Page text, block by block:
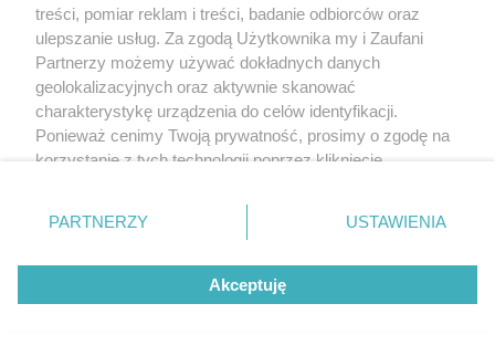
treści, pomiar reklam i treści, badanie odbiorców oraz
ulepszanie usług. Za zgodą Użytkownika my i Zaufani
Partnerzy możemy używać dokładnych danych
geolokalizacyjnych oraz aktywnie skanować
charakterystykę urządzenia do celów identyfikacji.
Ponieważ cenimy Twoją prywatność, prosimy o zgodę na
korzystanie z tych technologii poprzez kliknięcie
zmienić/wycofać klikając przycisk ustawień prywatności
znajdujący się w lewym dolnym rogu strony
rodzaje przetwarzania danych nie wymagają zgody
użytkownika, ale masz prawo sprzeciwić się takiemu
przetwarzaniu. Preferencje będą miały zastosowanie tylko
PARTNERZY USTAWIENIA
Akceptuję